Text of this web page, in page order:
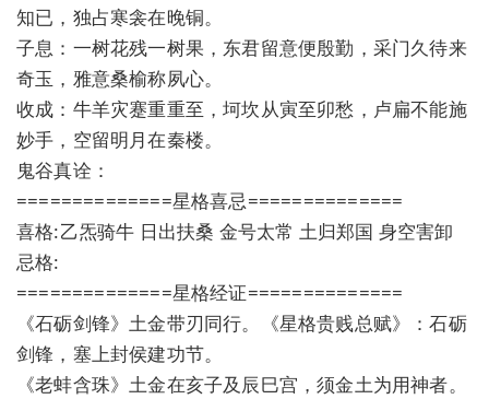
知已，独占寒衾在晚铜。
子息：一树花残一树果，东君留意便殷勤，采门久待来
奇玉，雅意桑榆称夙心。
收成：牛羊灾蹇重重至，坷坎从寅至卯愁，卢扁不能施
妙手，空留明月在秦楼。
鬼谷真诠：
==============星格喜忌==============
喜格:乙炁骑牛 日出扶桑 金号太常 土归郑国 身空害卸
忌格:
==============星格经证==============
《石砺剑锋》土金带刃同行。《星格贵贱总赋》：石砺
剑锋，塞上封侯建功节。
《老蚌含珠》土金在亥子及辰巳宫，须金土为用神者。